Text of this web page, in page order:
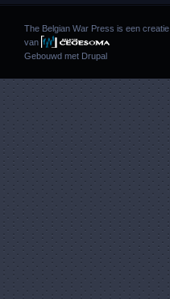
The Belgian War Press is een creatie
van
Gebouwd met Drupal